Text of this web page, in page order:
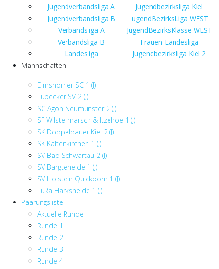
Jugendverbandsliga A
Jugendbezirksliga Kiel
Jugendverbandsliga B
JugendBezirksLiga WEST
Verbandsliga A
JugendBezirksKlasse WEST
Verbandsliga B
Frauen-Landesliga
Landesliga
Jugendbezirksliga Kiel 2
Mannschaften
Elmshorner SC 1 (J)
Lübecker SV 2 (J)
SC Agon Neumünster 2 (J)
SF Wilstermarsch & Itzehoe 1 (J)
SK Doppelbauer Kiel 2 (J)
SK Kaltenkirchen 1 (J)
SV Bad Schwartau 2 (J)
SV Bargteheide 1 (J)
SV Holstein Quickborn 1 (J)
TuRa Harksheide 1 (J)
Paarungsliste
Aktuelle Runde
Runde 1
Runde 2
Runde 3
Runde 4